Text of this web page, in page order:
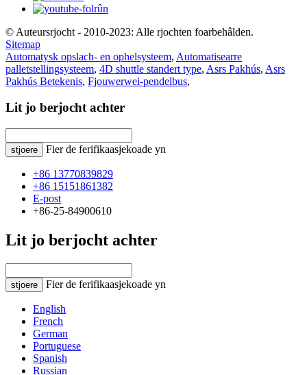
© Auteursrjocht - 2010-2023: Alle rjochten foarbehâlden.
Sitemap
Automatysk opslach- en ophelsysteem, Automatisearre
palletstellingsysteem, 4D shuttle standert type, Asrs Pakhús, Asrs
Pakhús Betekenis, Fjouwerwei-pendelbus,
Lit jo berjocht achter
stjoere Fier de ferifikaasjekoade yn
+86 13770839829
+86 15151861382
E-post
+86-25-84900610
Lit jo berjocht achter
stjoere Fier de ferifikaasjekoade yn
English
French
German
Portuguese
Spanish
Russian